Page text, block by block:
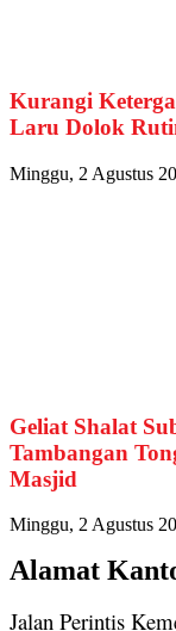
Kurangi
Laru Dolok
Minggu, 2 Agustus
Geliat Shalat
Tambangan
Masjid
Minggu, 2 Agustus
Alamat
Jalan Perintis